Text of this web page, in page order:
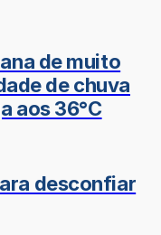
de muito
de chuva
aos 36°C
desconfiar